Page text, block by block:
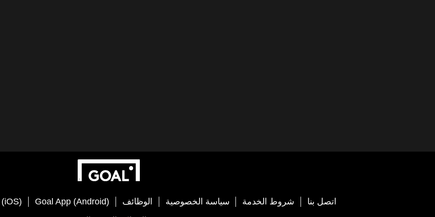
اتصل بنا شروط الخدمة سياسة الخصوصية الوظائف Goal App (Android)